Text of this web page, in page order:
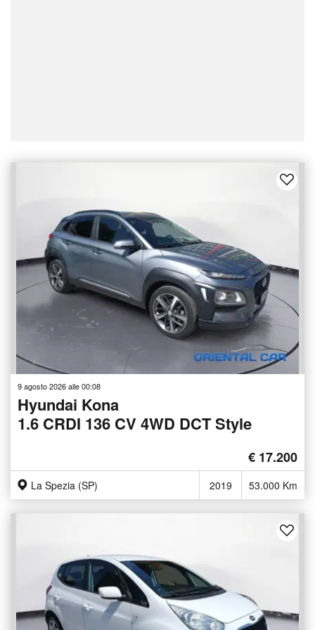
9 agosto 2026 alle 00:08
Hyundai Kona
1.6 CRDI 136 CV 4WD DCT Style
€ 17.200
La Spezia (SP) 2019 53.000 Km